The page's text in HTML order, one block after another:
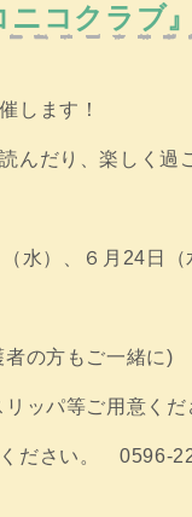
ニコクラブ
します！
んだり、楽しく過
（水）、６月24
の方もご一緒に)
ッパ等ご用意くだ
ください。 0596-